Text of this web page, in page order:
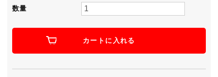
数量
カートに入れる